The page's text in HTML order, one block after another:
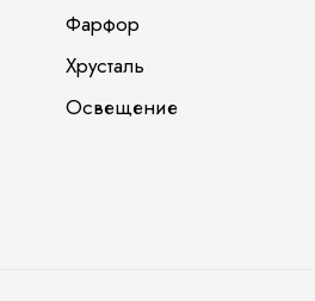
Фарфор
Хрусталь
Освещение